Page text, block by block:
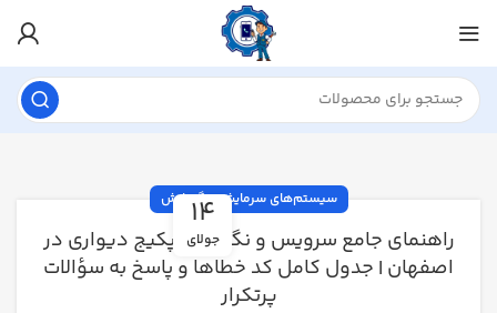
14
جولای
سیستم‌های سرمایش و گرمایش
راهنمای جامع سرویس و نگهداری پکیج دیواری در
اصفهان | جدول کامل کد خطاها و پاسخ به سؤالات
پرتکرار